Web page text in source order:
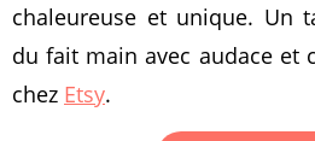
chaleureuse et unique. Un
du fait main avec audace et
chez Etsy.